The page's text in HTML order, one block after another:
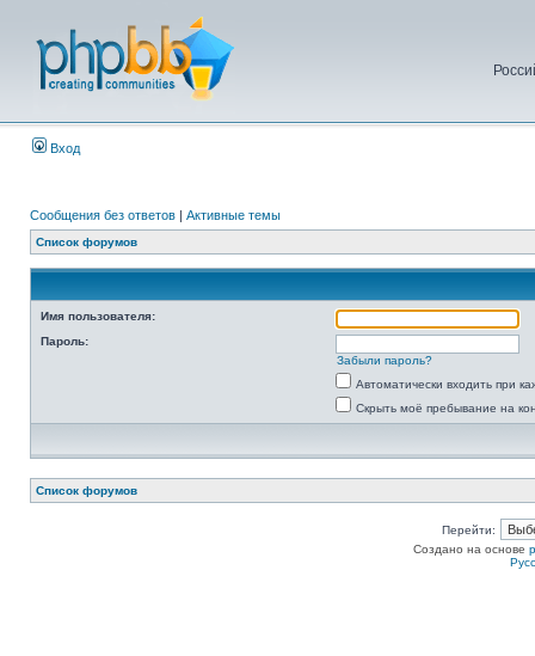
Вход
Сообщения без ответов | Активные темы
Список форумов
Имя пользователя:
Пароль:
Забыли пароль?
Автоматически входить при
Скрыть моё пребывание на
Список форумов
Перейти:
Создано на основе